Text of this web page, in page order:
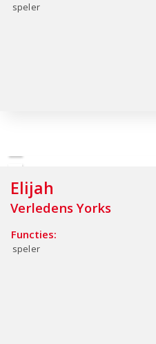
speler
Elijah
Verledens Yorks
Functies:
speler